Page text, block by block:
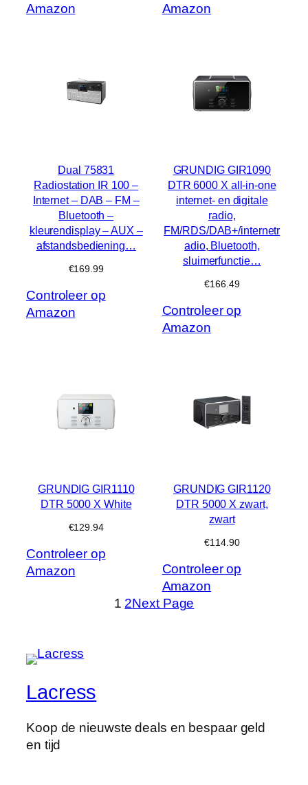
Amazon
Amazon
Dual 75831
Radiostation IR 100 –
Internet – DAB – FM –
Bluetooth –
kleurendisplay – AUX –
afstandsbediening…
€169.99
Controleer op
Amazon
GRUNDIG GIR1090
DTR 6000 X all-in-one
internet- en digitale
radio,
FM/RDS/DAB+/internetr
adio, Bluetooth,
sluimerfunctie…
€166.49
Controleer op
Amazon
GRUNDIG GIR1110
DTR 5000 X White
€129.94
Controleer op
Amazon
GRUNDIG GIR1120
DTR 5000 X zwart,
zwart
€114.90
Controleer op
Amazon
1 2Next Page
Lacress
Koop de nieuwste deals en bespaar geld
en tijd